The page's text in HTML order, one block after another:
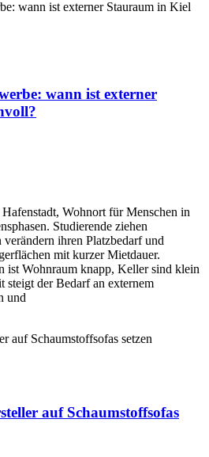
wann ist externer
Wohnort für Menschen in
Studierende ziehen
ihren Platzbedarf und
mit kurzer Mietdauer.
ist Wohnraum knapp, Keller sind klein
steigt der Bedarf an externem
und
auf Schaumstoffsofas